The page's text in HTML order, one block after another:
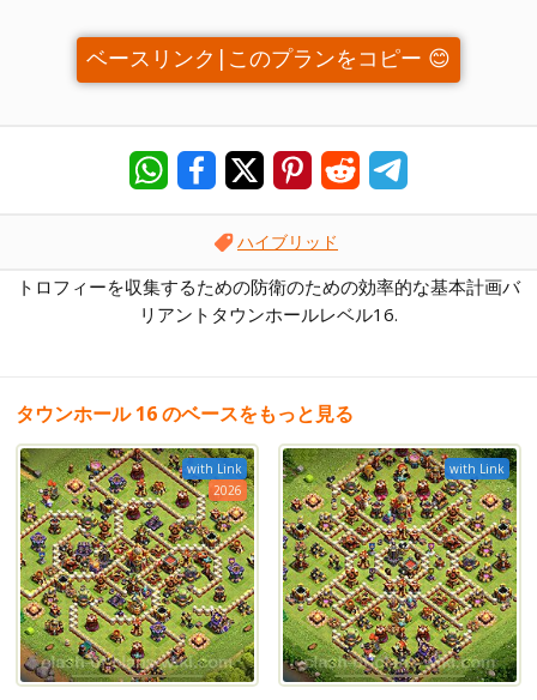
ベースリンク|このプランをコピー 😊
ハイブリッド
トロフィーを収集するための防衛のための効率的な基本計画バ
リアントタウンホールレベル16.
タウンホール 16 のベースをもっと見る
with Link
2026
with Link